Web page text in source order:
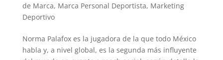
de Marca, Marca Personal Deportista, Marketing
Deportivo
Norma Palafox es la jugadora de la que todo México
habla y, a nivel global, es la segunda más influyente